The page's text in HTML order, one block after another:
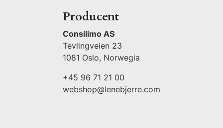
Producent
Consilimo AS
Tevlingveien 23
1081 Oslo, Norwegia
+45 96 71 21 00
webshop@lenebjerre.com